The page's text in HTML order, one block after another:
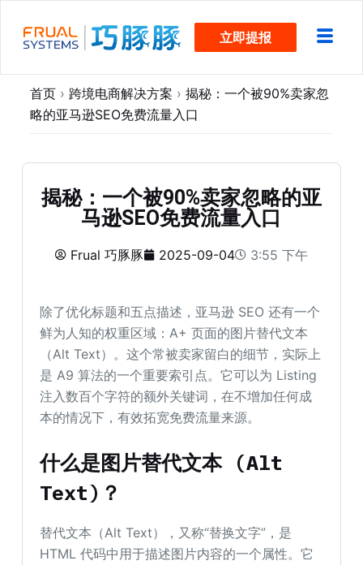
过
立即提报
首页 › 跨境电商解决方案 › 揭秘：一个被90%卖家忽
略的亚马逊SEO免费流量入口
揭秘：一个被90%卖家忽略的亚
马逊SEO免费流量入口
Frual 巧豚豚 2025-09-04 3:55 下午
除了优化标题和五点描述，亚马逊 SEO 还有一个
鲜为人知的权重区域：A+ 页面的图片替代文本
（Alt Text）。这个常被卖家留白的细节，实际上
是 A9 算法的一个重要索引点。它可以为 Listing
注入数百个字符的额外关键词，在不增加任何成
本的情况下，有效拓宽免费流量来源。
什么是图片替代文本 (Alt
Text)？
替代文本（Alt Text），又称“替换文字”，是
HTML 代码中用于描述图片内容的一个属性。它